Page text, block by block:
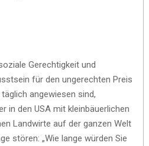
Gerechtigkeit und
für den ungerechten Preis
angewiesen sind,
in den USA mit kleinbäuerlichen
Landwirte auf der ganzen Welt
stören: „Wie lange würden Sie